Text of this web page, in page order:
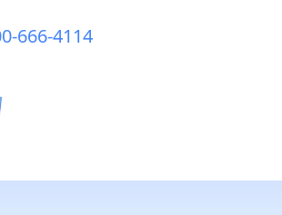
666-4114